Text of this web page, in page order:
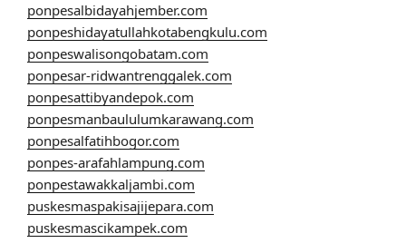
ponpesalbidayahjember.com
ponpeshidayatullahkotabengkulu.com
ponpeswalisongobatam.com
ponpesar-ridwantrenggalek.com
ponpesattibyandepok.com
ponpesmanbaululumkarawang.com
ponpesalfatihbogor.com
ponpes-arafahlampung.com
ponpestawakkaljambi.com
puskesmaspakisajijepara.com
puskesmascikampek.com